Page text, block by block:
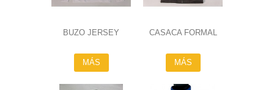
BUZO JERSEY
MÁS
CASACA FORMAL
MÁS